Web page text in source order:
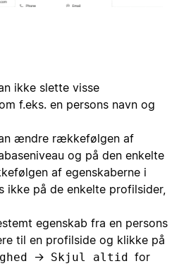
ikke slette visse
f.eks. en persons navn og
ændre rækkefølgen af
og på den enkelte
af egenskaberne i
ikke på de enkelte profilsider,
egenskab fra en persons
til en profilside og klikke på
→ Skjul altid for